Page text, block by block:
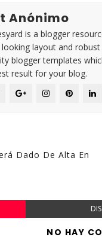
Anónimo
is a blogger
layout and
blogger templates
result for your blog.
Dado De Alta En
NO HAY